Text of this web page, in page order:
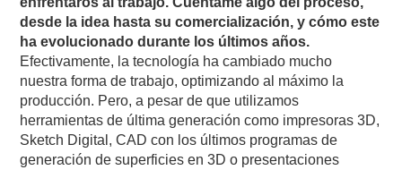
desde la idea hasta su comercialización, y cómo este
ha evolucionado durante los últimos años.
Efectivamente, la tecnología ha cambiado mucho
nuestra forma de trabajo, optimizando al máximo la
producción. Pero, a pesar de que utilizamos
herramientas de última generación como impresoras 3D,
Sketch Digital, CAD con los últimos programas de
generación de superficies en 3D o presentaciones